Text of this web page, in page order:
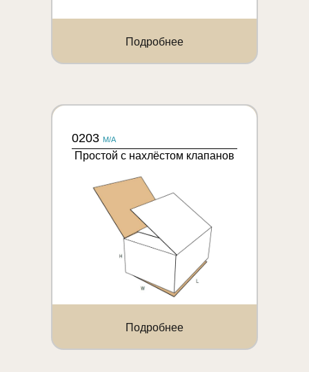
Подробнее
0203 M/A
Простой с нахлёстом клапанов
Подробнее